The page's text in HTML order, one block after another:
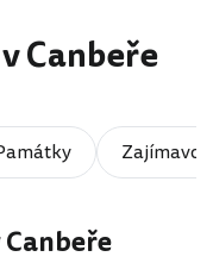
Canbeře